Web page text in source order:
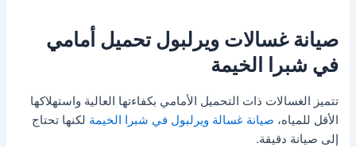
صيانة غسالات ويرلبول تحميل أمامي
في شبرا الخيمة
تتميز الغسالات ذات التحميل الأمامي بكفاءتها العالية واستهلاكها
الأقل للمياه، صيانة غسالة ويرلبول في شبرا الخيمة لكنها تحتاج
إلى صيانة دقيقة.